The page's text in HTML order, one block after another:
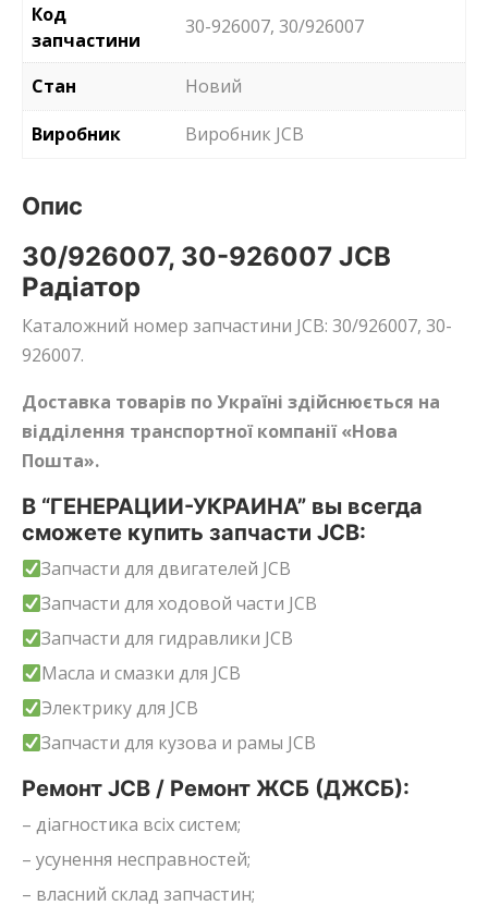
Код
запчастини
30-926007, 30/926007
Стан
Новий
Виробник
Виробник JCB
Опис
30/926007, 30-926007 JCB
Радіатор
Каталожний номер запчастини JCB: 30/926007, 30-
926007.
Доставка товарів по Україні здійснюється на
відділення транспортної компанії «Нова
Пошта».
В “ГЕНЕРАЦИИ-УКРАИНА” вы всегда
сможете купить запчасти JCB:
Запчасти для двигателей JCB
Запчасти для ходовой части JCB
Запчасти для гидравлики JCB
Масла и смазки для JCB
Электрику для JCB
Запчасти для кузова и рамы JCB
Ремонт JCB / Ремонт ЖСБ (ДЖСБ):
– діагностика всіх систем;
– усунення несправностей;
– власний склад запчастин;